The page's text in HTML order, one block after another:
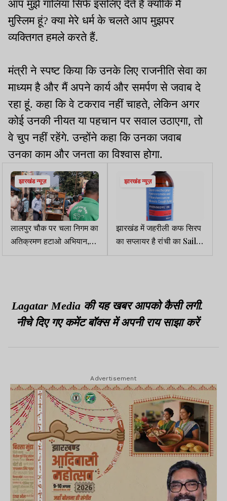
आप मुझे गालियां सिर्फ इसलिए देते हैं क्योंकि मैं
मुस्लिम हूं? क्या मेरे धर्म के चलते आप मुझपर
व्यक्तिगत हमले करते हैं.
मंत्री ने स्पष्ट किया कि उनके लिए राजनीति सेवा का
माध्यम है और मैं अपने कार्य और समर्पण से जवाब दे
रहा हूं. कहा कि वे टकराव नहीं चाहते, लेकिन अगर
कोई उनकी नीयत या पहचान पर सवाल उठाएगा, तो
वे चुप नहीं रहेंगे. उन्होंने कहा कि उनका जवाब
उनका काम और जनता का विश्वास होगा.
झारखंड न्यूज़
लालपुर चौक पर चला निगम का
अतिक्रमण हटाओ अभियान,
ठेले-गुमटियां जब्त
झारखंड न्यूज़
झारखंड में जहरीली कफ सिरप
का सप्लायर है रांची का Saili
Traders
Lagatar Media की यह खबर आपको कैसी लगी.
नीचे दिए गए कमेंट बॉक्स में अपनी राय साझा करें
Advertisement